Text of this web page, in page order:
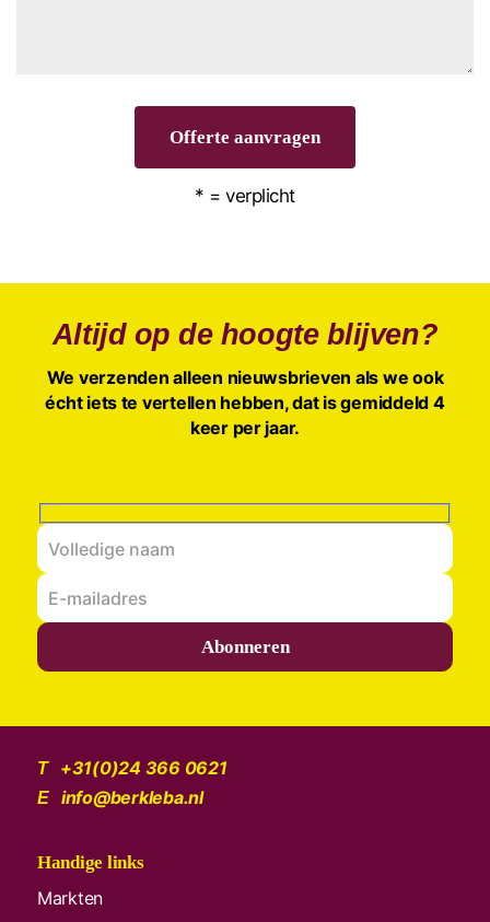
Offerte aanvragen
* = verplicht
Altijd op de hoogte blijven?
We verzenden alleen nieuwsbrieven als we ook
écht iets te vertellen hebben, dat is gemiddeld 4
keer per jaar.
Abonneren
T +31(0)24 366 0621
E info@berkleba.nl
Handige links
Markten